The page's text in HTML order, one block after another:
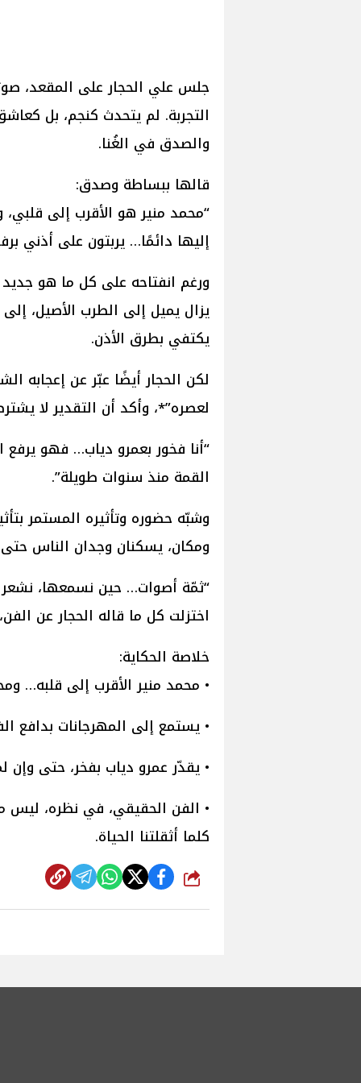
جلس علي الحجار على المقعد،
التجربة. لم يتحدث كنجم، بل
والصدق في الغُنا.
قالها ببساطة وصدق:
“محمد منير هو الأقرب إلى
إليها دائمًا… يربتون على أذني
ورغم انفتاحه على كل ما هو
يزال يميل إلى الطرب الأصيل،
يكتفي بطرق الأذن.
لكن الحجار أيضًا عبّر عن إعجابه
لعصره”*، وأكد أن التقدير لا
“أنا فخور بعمرو دياب… فهو
القمة منذ سنوات طويلة”.
وشبّه حضوره وتأثيره المستمر
ومكان، يسكنان وجدان الناس
“ثمّة أصوات… حين نسمعها، نشعر
اختزلت كل ما قاله الحجار عن
خلاصة الحكاية:
• محمد منير الأقرب إلى قلبه…
• يستمع إلى المهرجانات بدافع
• يقدّر عمرو دياب بفخر، حتى
• الفن الحقيقي، في نظره، ليس
كلما أثقلتنا الحياة.
شارك